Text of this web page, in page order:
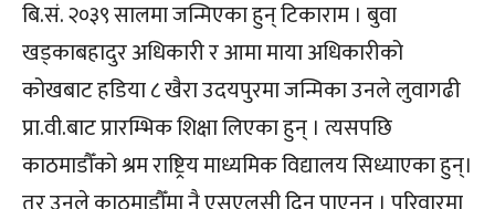
बि.सं. २०३९ सालमा जन्मिएका हुन् टिकाराम । बुवा
खड्काबहादुर अधिकारी र आमा माया अधिकारीको
कोखबाट हडिया ८ खैरा उदयपुरमा जन्मिका उनले लुवागढी
प्रा.वी.बाट प्रारम्भिक शिक्षा लिएका हुन् । त्यसपछि
काठमाडौँको श्रम राष्ट्रिय माध्यमिक विद्यालय सिध्याएका हुन्।